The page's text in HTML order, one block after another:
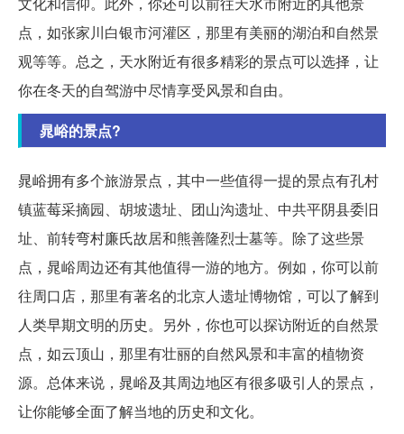
点，如张家川白银市河灌区，那里有美丽的湖泊和自然景
观等等。总之，天水附近有很多精彩的景点可以选择，让
你在冬天的自驾游中尽情享受风景和自由。
晁峪的景点?
晁峪拥有多个旅游景点，其中一些值得一提的景点有孔村
镇蓝莓采摘园、胡坡遗址、团山沟遗址、中共平阴县委旧
址、前转弯村廉氏故居和熊善隆烈士墓等。除了这些景
点，晁峪周边还有其他值得一游的地方。例如，你可以前
往周口店，那里有著名的北京人遗址博物馆，可以了解到
人类早期文明的历史。另外，你也可以探访附近的自然景
点，如云顶山，那里有壮丽的自然风景和丰富的植物资
源。总体来说，晁峪及其周边地区有很多吸引人的景点，
让你能够全面了解当地的历史和文化。